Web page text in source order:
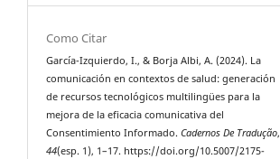
Como Citar
García-Izquierdo, I., & Borja Albi, A. (2024). La
comunicación en contextos de salud: generación
de recursos tecnológicos multilingües para la
mejora de la eficacia comunicativa del
Consentimiento Informado.Cadernos De Tradução,
44(esp. 1), 1–17. https://doi.org/10.5007/2175-